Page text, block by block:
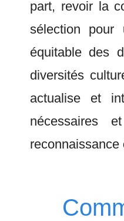
part, revoir la
sélection pour
équitable des
diversités
actualise et
nécessaires
reconnaissance